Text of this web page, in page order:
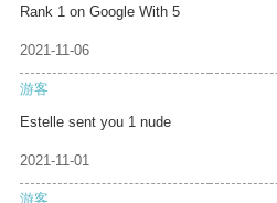
Rank 1 on Google With 5
2021-11-06
游客
Estelle sent you 1 nude
2021-11-01
游客